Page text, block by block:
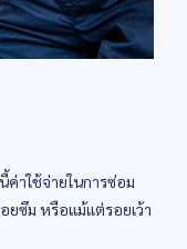
าใช้จ่ายในการซ่อม
ซึม หรือแม้แต่รอยเว้า